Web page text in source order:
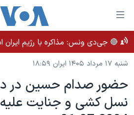
لینکهای
قابل
دسترسی
جهش
محتوای
اصلی
جهش
خانه
نسخه سبک وب‌سایت
موضوع ها
ایران
برنامه های تلویزیونی
🔴 جی‌دی ونس: مذاکره با رژیم ایران ادامه دارد؛
شنبه ۱۷ مرداد ۱۴۰۵ ایران ۱۸:۵۹
حضور صدام حسين در
نسل کشی و جنايت